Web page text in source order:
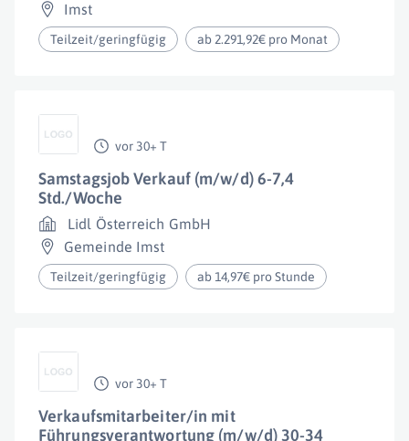
Imst
Teilzeit/geringfügig ab 2.291,92€ pro Monat
vor 30+ T
Samstagsjob Verkauf (m/w/d) 6-7,4
Std./Woche
Lidl Österreich GmbH
Gemeinde Imst
Teilzeit/geringfügig ab 14,97€ pro Stunde
vor 30+ T
Verkaufsmitarbeiter/in mit
Führungsverantwortung (m/w/d) 30-34